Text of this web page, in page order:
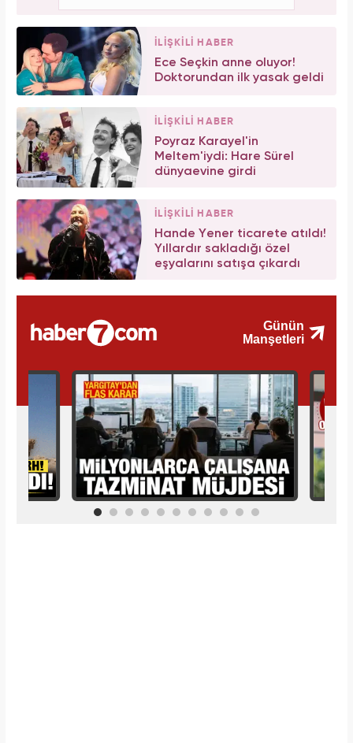
İLİŞKİLİ HABER
Ece Seçkin anne oluyor!
Doktorundan ilk yasak geldi
İLİŞKİLİ HABER
Poyraz Karayel'in
Meltem'iydi: Hare Sürel
dünyaevine girdi
İLİŞKİLİ HABER
Hande Yener ticarete atıldı!
Yıllardır sakladığı özel
eşyalarını satışa çıkardı